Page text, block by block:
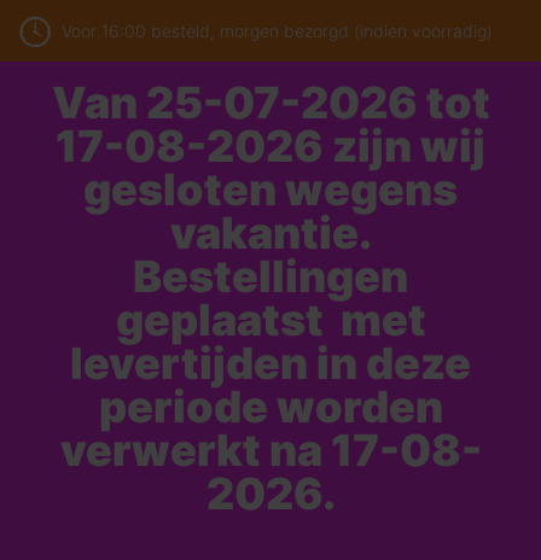
Voor 16:00 besteld, morgen bezorgd (indien voorradig)
Van 25-07-2026 tot
17-08-2026 zijn wij
gesloten wegens
vakantie.
Bestellingen
geplaatst met
levertijden in deze
periode worden
verwerkt na 17-08-
2026.